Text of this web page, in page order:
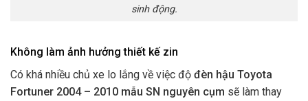
sinh động.
Không làm ảnh hưởng thiết kế zin
Có khá nhiều chủ xe lo lắng về việc độ đèn hậu Toyota
Fortuner 2004 – 2010 mẫu SN nguyên cụm sẽ làm thay